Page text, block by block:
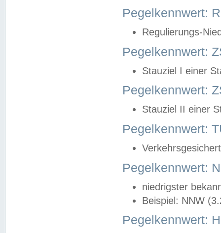
Pegelkennwert:
Regulierungs-
Pegelkennwert:
Stauziel I einer
Pegelkennwert:
Stauziel II einer
Pegelkennwert:
Pegelkennwert:
niedrigster
Beispiel: NNW
Pegelkennwert: